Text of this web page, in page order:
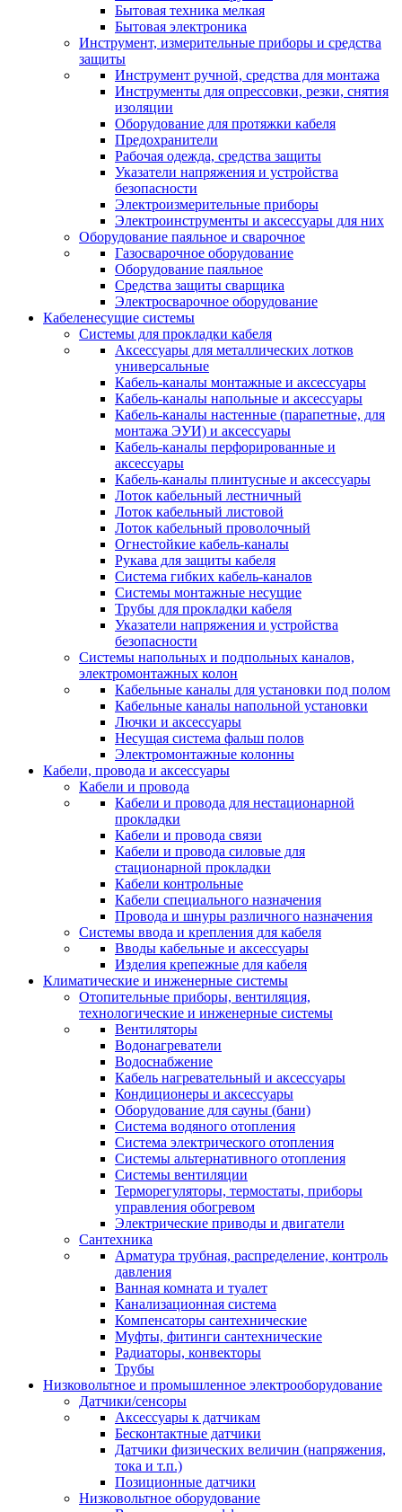
Бытовая техника мелкая
Бытовая электроника
Инструмент, измерительные приборы и средства
защиты
Инструмент ручной, средства для монтажа
Инструменты для опрессовки, резки, снятия
изоляции
Оборудование для протяжки кабеля
Предохранители
Рабочая одежда, средства защиты
Указатели напряжения и устройства
безопасности
Электроизмерительные приборы
Электроинструменты и аксессуары для них
Оборудование паяльное и сварочное
Газосварочное оборудование
Оборудование паяльное
Средства защиты сварщика
Электросварочное оборудование
Кабеленесущие системы
Системы для прокладки кабеля
Аксессуары для металлических лотков
универсальные
Кабель-каналы монтажные и аксессуары
Кабель-каналы напольные и аксессуары
Кабель-каналы настенные (парапетные, для
монтажа ЭУИ) и аксессуары
Кабель-каналы перфорированные и
аксессуары
Кабель-каналы плинтусные и аксессуары
Лоток кабельный лестничный
Лоток кабельный листовой
Лоток кабельный проволочный
Огнестойкие кабель-каналы
Рукава для защиты кабеля
Система гибких кабель-каналов
Системы монтажные несущие
Трубы для прокладки кабеля
Указатели напряжения и устройства
безопасности
Системы напольных и подпольных каналов,
электромонтажных колон
Кабельные каналы для установки под полом
Кабельные каналы напольной установки
Лючки и аксессуары
Несущая система фальш полов
Электромонтажные колонны
Кабели, провода и аксессуары
Кабели и провода
Кабели и провода для нестационарной
прокладки
Кабели и провода связи
Кабели и провода силовые для
стационарной прокладки
Кабели контрольные
Кабели специального назначения
Провода и шнуры различного назначения
Системы ввода и крепления для кабеля
Вводы кабельные и аксессуары
Изделия крепежные для кабеля
Климатические и инженерные системы
Отопительные приборы, вентиляция,
технологические и инженерные системы
Вентиляторы
Водонагреватели
Водоснабжение
Кабель нагревательный и аксессуары
Кондиционеры и аксессуары
Оборудование для сауны (бани)
Система водяного отопления
Система электрического отопления
Системы альтернативного отопления
Системы вентиляции
Терморегуляторы, термостаты, приборы
управления обогревом
Электрические приводы и двигатели
Сантехника
Арматура трубная, распределение, контроль
давления
Ванная комната и туалет
Канализационная система
Компенсаторы сантехнические
Муфты, фитинги сантехнические
Радиаторы, конвекторы
Трубы
Низковольтное и промышленное электрооборудование
Датчики/сенсоры
Аксессуары к датчикам
Бесконтактные датчики
Датчики физических величин (напряжения,
тока и т.п.)
Позиционные датчики
Низковольтное оборудование